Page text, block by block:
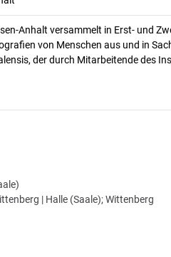
Anhalt versammelt in Erst- und
von Menschen aus und in
der durch Mitarbeitende des
| Halle (Saale); Wittenberg